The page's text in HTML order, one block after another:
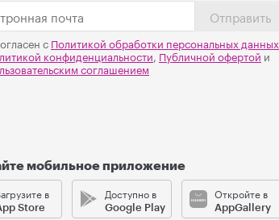
Отправить
с Политикой обработки персональных данных
конфиденциальности, Публичной офертой и
соглашением
мобильное приложение
в
Store
Доступно в
Google Play
Откройте в
AppGallery